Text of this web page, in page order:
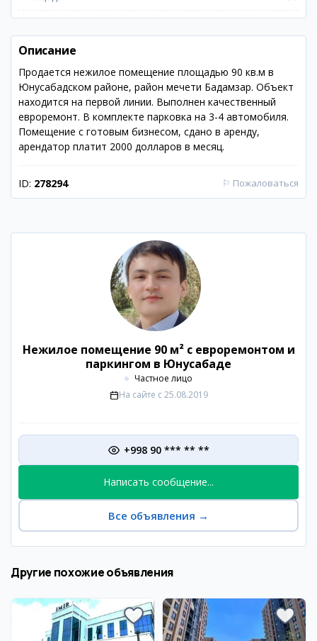
Описание
Продается нежилое помещение площадью 90 кв.м в
Юнусабадском районе, район мечети Бадамзар. Объект
находится на первой линии. Выполнен качественный
евроремонт. В комплекте парковка на 3-4 автомобиля.
Помещение с готовым бизнесом, сдано в аренду,
арендатор платит 2000 долларов в месяц.
ID: 278294 ⚐ Пожаловаться
Нежилое помещение 90 м² с евроремонтом и
паркингом в Юнусабаде
Частное лицо
На сайте с 25.08.2019
+998 90 *** ** **
Написать сообщение...
Все объявления →
Другие похожие объявления